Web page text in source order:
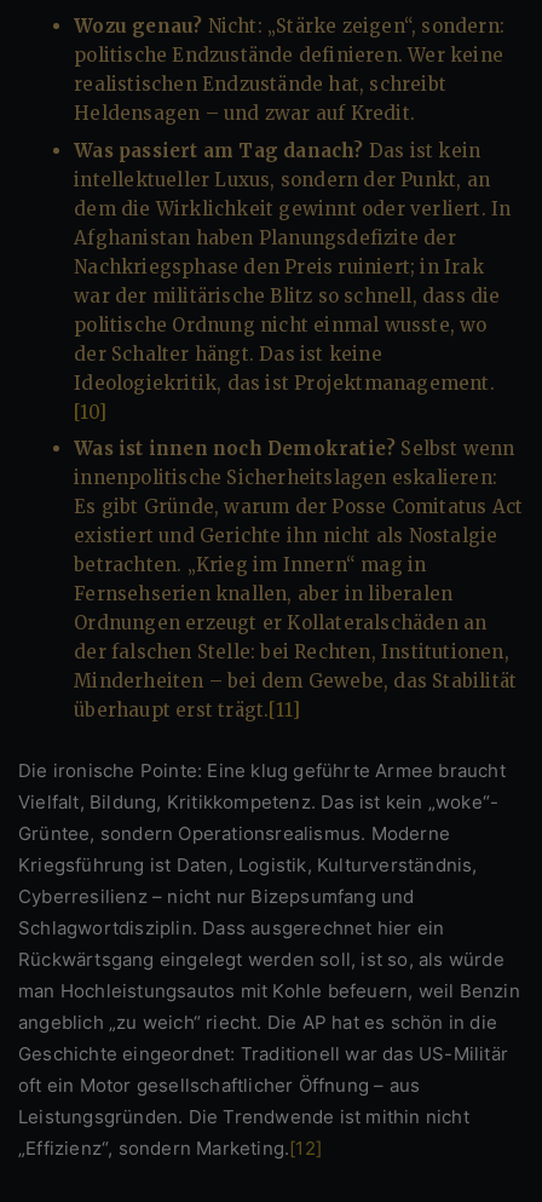
Wozu genau? Nicht: „Stärke zeigen“, sondern:
politische Endzustände definieren. Wer keine
realistischen Endzustände hat, schreibt
Heldensagen – und zwar auf Kredit.
Was passiert am Tag danach? Das ist kein
intellektueller Luxus, sondern der Punkt, an
dem die Wirklichkeit gewinnt oder verliert. In
Afghanistan haben Planungsdefizite der
Nachkriegsphase den Preis ruiniert; in Irak
war der militärische Blitz so schnell, dass die
politische Ordnung nicht einmal wusste, wo
der Schalter hängt. Das ist keine
Ideologiekritik, das ist Projektmanagement.
[10]
Was ist innen noch Demokratie? Selbst wenn
innenpolitische Sicherheitslagen eskalieren:
Es gibt Gründe, warum der Posse Comitatus Act
existiert und Gerichte ihn nicht als Nostalgie
betrachten. „Krieg im Innern“ mag in
Fernsehserien knallen, aber in liberalen
Ordnungen erzeugt er Kollateralschäden an
der falschen Stelle: bei Rechten, Institutionen,
Minderheiten – bei dem Gewebe, das Stabilität
überhaupt erst trägt. [11]
Die ironische Pointe: Eine klug geführte Armee braucht
Vielfalt, Bildung, Kritikkompetenz. Das ist kein „woke“-
Grüntee, sondern Operationsrealismus. Moderne
Kriegsführung ist Daten, Logistik, Kulturverständnis,
Cyberresilienz – nicht nur Bizepsumfang und
Schlagwortdisziplin. Dass ausgerechnet hier ein
Rückwärtsgang eingelegt werden soll, ist so, als würde
man Hochleistungsautos mit Kohle befeuern, weil Benzin
angeblich „zu weich“ riecht. Die AP hat es schön in die
Geschichte eingeordnet: Traditionell war das US-Militär
oft ein Motor gesellschaftlicher Öffnung – aus
Leistungsgründen. Die Trendwende ist mithin nicht
„Effizienz“, sondern Marketing.[12]